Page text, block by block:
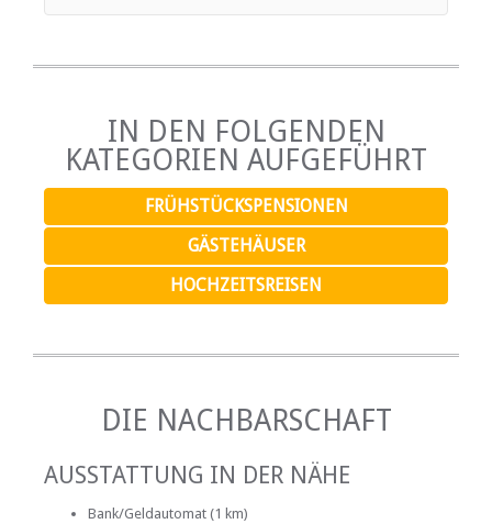
IN DEN FOLGENDEN
KATEGORIEN AUFGEFÜHRT
FRÜHSTÜCKSPENSIONEN
GÄSTEHÄUSER
HOCHZEITSREISEN
DIE NACHBARSCHAFT
AUSSTATTUNG IN DER NÄHE
Bank/Geldautomat (1 km)